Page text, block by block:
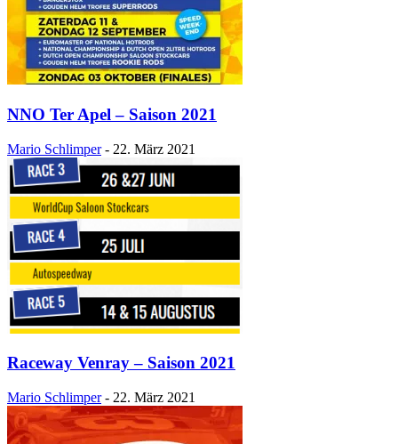
NNO Ter Apel – Saison 2021
Mario Schlimper - 22. März 2021
Raceway Venray – Saison 2021
Mario Schlimper - 22. März 2021